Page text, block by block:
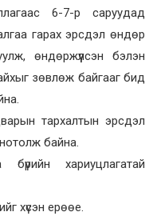
6-7-р саруудад
гарах эрсдэл өндөр
өндөржүүлсэн бэлэн
зөвлөж байгааг бид
тархалтын эрсдэл
байна.
хариуцлагатай
хүсэн ерөөе.